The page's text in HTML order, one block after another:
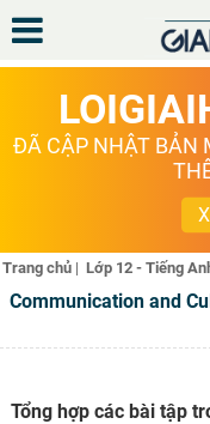
ĐÃ CẬP NHẬT BẢN
Trang chủ | Lớp 12 - Tiếng
Communication and
Tổng hợp các bài tập